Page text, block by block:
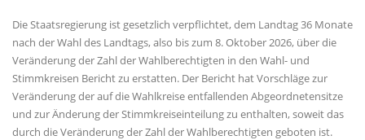
Die Staatsregierung ist gesetzlich verpflichtet, dem Landtag 36 Monate
nach der Wahl des Landtags, also bis zum 8. Oktober 2026, über die
Veränderung der Zahl der Wahlberechtigten in den Wahl- und
Stimmkreisen Bericht zu erstatten. Der Bericht hat Vorschläge zur
Veränderung der auf die Wahlkreise entfallenden Abgeordnetensitze
und zur Änderung der Stimmkreiseinteilung zu enthalten, soweit das
durch die Veränderung der Zahl der Wahlberechtigten geboten ist.